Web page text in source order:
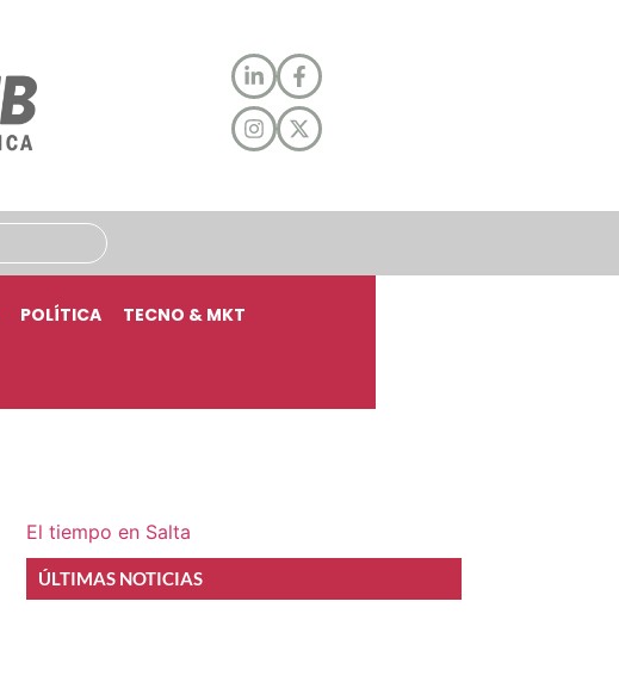
POLÍTICA TECNO & MKT
El tiempo en Salta
ÚLTIMAS NOTICIAS